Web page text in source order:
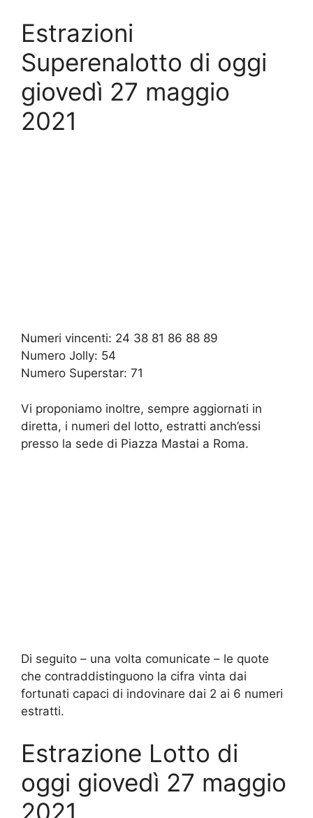
Estrazioni
Superenalotto di oggi
giovedì 27 maggio
2021
Numeri vincenti: 24 38 81 86 88 89
Numero Jolly: 54
Numero Superstar: 71
Vi proponiamo inoltre, sempre aggiornati in
diretta, i numeri del lotto, estratti anch’essi
presso la sede di Piazza Mastai a Roma.
Di seguito – una volta comunicate – le quote
che contraddistinguono la cifra vinta dai
fortunati capaci di indovinare dai 2 ai 6 numeri
estratti.
Estrazione Lotto di
oggi giovedì 27 maggio
2021